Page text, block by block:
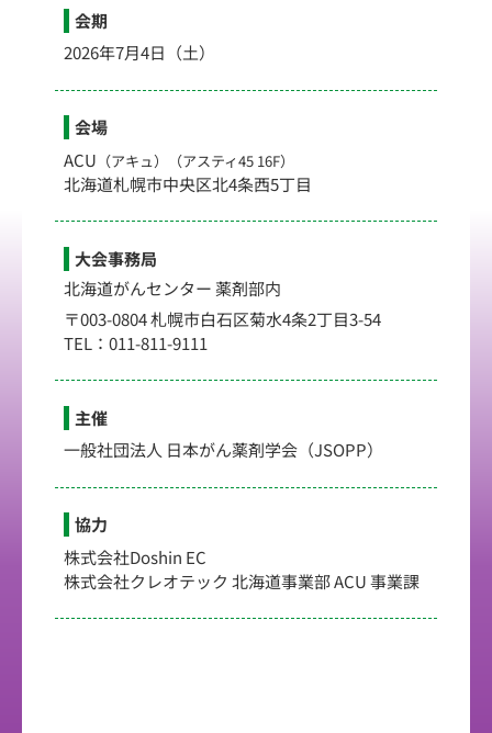
会期
2026年7月4日（土）
会場
ACU （アキュ）（アスティ45 16F）
北海道札幌市中央区北4条西5丁目
大会事務局
北海道がんセンター 薬剤部内
〒003-0804 札幌市白石区菊水4条2丁目3-54
TEL：011-811-9111
主催
一般社団法人 日本がん薬剤学会（JSOPP）
協力
株式会社Doshin EC
株式会社クレオテック 北海道事業部 ACU 事業課